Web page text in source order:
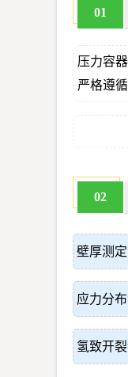
01
压力容
严格遵
02
壁厚测定
应力分
氢致开